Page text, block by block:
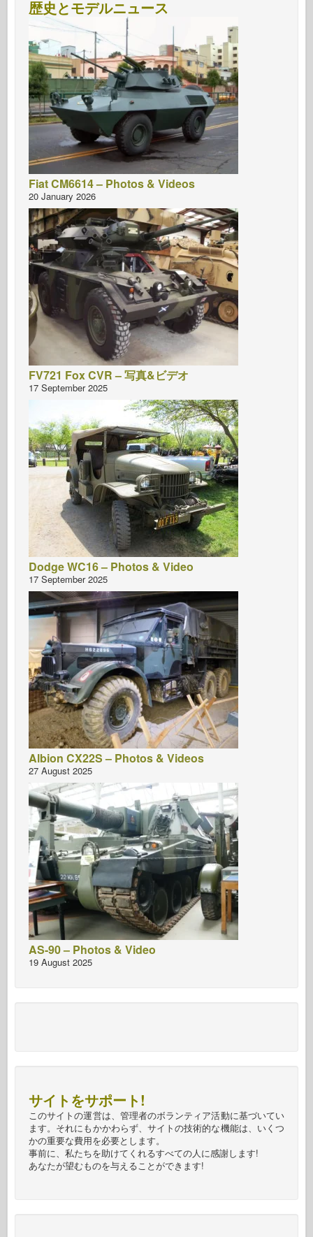
歴史とモデルニュース
Fiat CM6614 – Photos & Videos
20 January 2026
FV721 Fox CVR – 写真&ビデオ
17 September 2025
Dodge WC16 – Photos & Video
17 September 2025
Albion CX22S – Photos & Videos
27 August 2025
AS-90 – Photos & Video
19 August 2025
サイトをサポート!
このサイトの運営は、管理者のボランティア活動に基づいてい
ます。それにもかかわらず、サイトの技術的な機能は、いくつ
かの重要な費用を必要とします。
事前に、私たちを助けてくれるすべての人に感謝します!
あなたが望むものを与えることができます!